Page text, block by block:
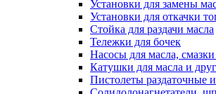
Установки для замены
Установки для откачки
Стойка для раздачи масла
Тележки для бочек
Насосы для масла,
Катушки для масла и
Пистолеты раздаточные